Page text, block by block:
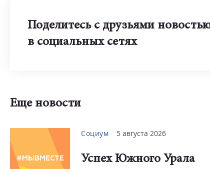
Поделитесь с друзьями
в социальных сетях
Еще новости
Социум 5 августа 2026
Успех Южного Урала